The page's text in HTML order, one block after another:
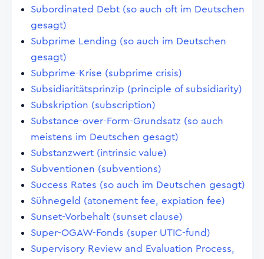
Subordinated Debt (so auch oft im Deutschen
gesagt)
Subprime Lending (so auch im Deutschen
gesagt)
Subprime-Krise (subprime crisis)
Subsidiaritätsprinzip (principle of subsidiarity)
Subskription (subscription)
Substance-over-Form-Grundsatz (so auch
meistens im Deutschen gesagt)
Substanzwert (intrinsic value)
Subventionen (subventions)
Success Rates (so auch im Deutschen gesagt)
Sühnegeld (atonement fee, expiation fee)
Sunset-Vorbehalt (sunset clause)
Super-OGAW-Fonds (super UTIC-fund)
Supervisory Review and Evaluation Process,